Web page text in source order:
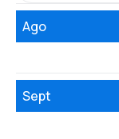
Ago
Sept